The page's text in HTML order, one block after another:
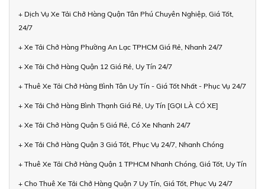
+ Dịch Vụ Xe Tải Chở Hàng Quận Tân Phú Chuyên Nghiệp, Giá Tốt,
24/7
+ Xe Tải Chở Hàng Phường An Lạc TPHCM Giá Rẻ, Nhanh 24/7
+ Xe Tải Chở Hàng Quận 12 Giá Rẻ, Uy Tín 24/7
+ Thuê Xe Tải Chở Hàng Bình Tân Uy Tín - Giá Tốt Nhất - Phục Vụ 24/7
+ Xe Tải Chở Hàng Bình Thạnh Giá Rẻ, Uy Tín [GỌI LÀ CÓ XE]
+ Xe Tải Chở Hàng Quận 5 Giá Rẻ, Có Xe Nhanh 24/7
+ Xe Tải Chở Hàng Quận 3 Giá Tốt, Phục Vụ 24/7, Nhanh Chóng
+ Thuê Xe Tải Chở Hàng Quận 1 TPHCM Nhanh Chóng, Giá Tốt, Uy Tín
+ Cho Thuê Xe Tải Chở Hàng Quận 7 Uy Tín, Giá Tốt, Phục Vụ 24/7